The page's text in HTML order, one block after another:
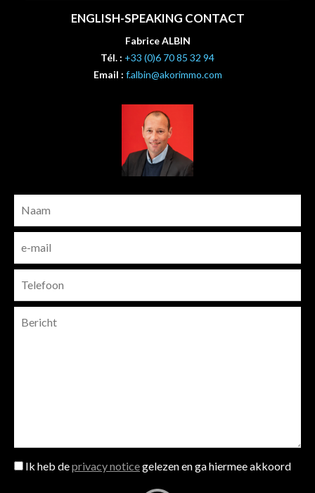
ENGLISH-SPEAKING CONTACT
Fabrice ALBIN
Tél. : +33 (0)6 70 85 32 94
Email : f.albin@akorimmo.com
Ik heb deprivacy noticegelezen en ga hiermee akkoord